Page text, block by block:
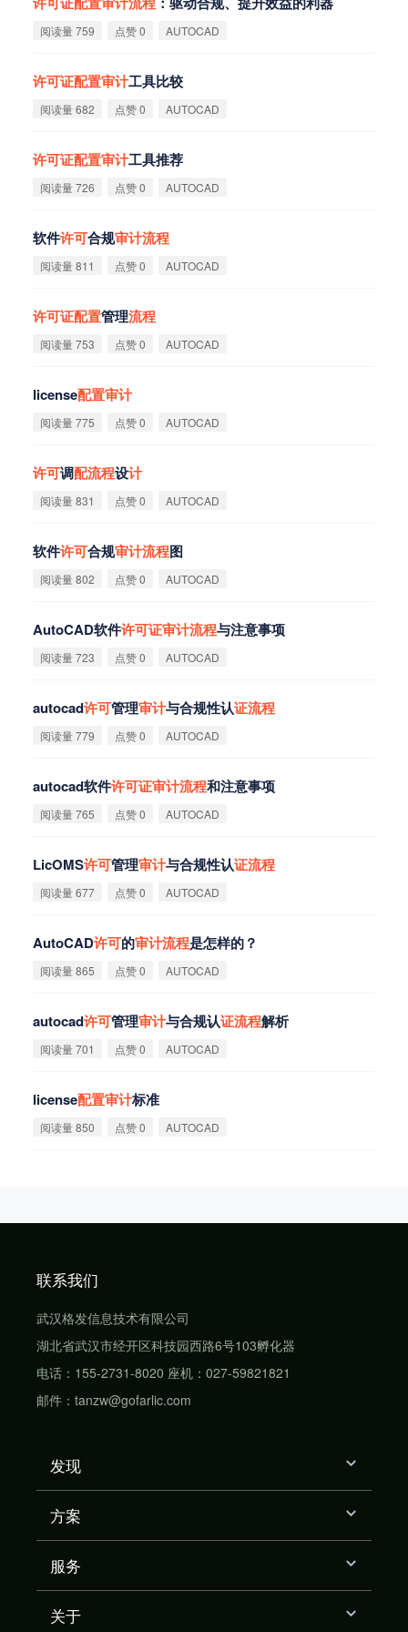
阅读量 759 点赞 0 AUTOCAD
许可证配置审计工具比较
阅读量 682 点赞 0 AUTOCAD
许可证配置审计工具推荐
阅读量 726 点赞 0 AUTOCAD
软件许可合规审计流程
阅读量 811 点赞 0 AUTOCAD
许可证配置管理流程
阅读量 753 点赞 0 AUTOCAD
license配置审计
阅读量 775 点赞 0 AUTOCAD
许可调配流程设计
阅读量 831 点赞 0 AUTOCAD
软件许可合规审计流程图
阅读量 802 点赞 0 AUTOCAD
AutoCAD软件许可证审计流程与注意事项
阅读量 723 点赞 0 AUTOCAD
autocad许可管理审计与合规性认证流程
阅读量 779 点赞 0 AUTOCAD
autocad软件许可证审计流程和注意事项
阅读量 765 点赞 0 AUTOCAD
LicOMS许可管理审计与合规性认证流程
阅读量 677 点赞 0 AUTOCAD
AutoCAD许可的审计流程是怎样的？
阅读量 865 点赞 0 AUTOCAD
autocad许可管理审计与合规认证流程解析
阅读量 701 点赞 0 AUTOCAD
license配置审计标准
阅读量 850 点赞 0 AUTOCAD
联系我们
武汉格发信息技术有限公司
湖北省武汉市经开区科技园西路6号103孵化器
电话：155-2731-8020 座机：027-59821821
邮件：tanzw@gofarlic.com
发现
方案
服务
关于